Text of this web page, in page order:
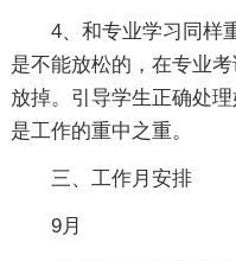
4、和专业学习同样
是不能放松的，在专业
放掉。引导学生正确处
是工作的重中之重。
三、工作月安排
9月